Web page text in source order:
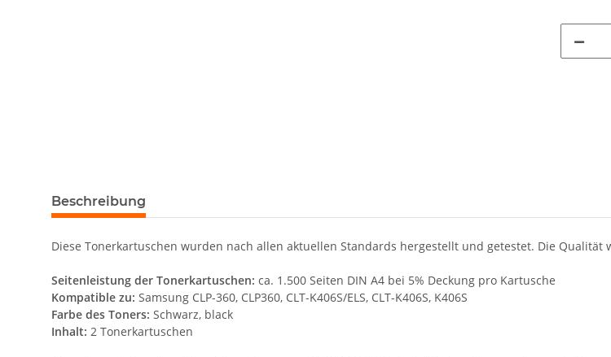
Beschreibung
Diese Tonerkartuschen wurden nach allen aktuellen Standards hergestellt und getestet. Die
Seitenleistung der Tonerkartuschen: ca. 1.500 Seiten DIN A4 bei 5% Deckung pro Kartusche
Kompatible zu: Samsung CLP-360, CLP360, CLT-K406S/ELS, CLT-K406S, K406S
Farbe des Toners: Schwarz, black
Inhalt: 2 Tonerkartuschen